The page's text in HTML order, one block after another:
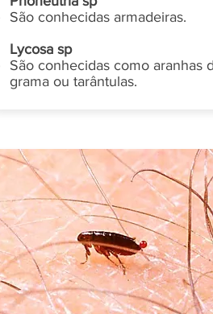
São conhecidas armadeiras.
Lycosa sp
São conhecidas como aranhas
grama ou tarântulas.